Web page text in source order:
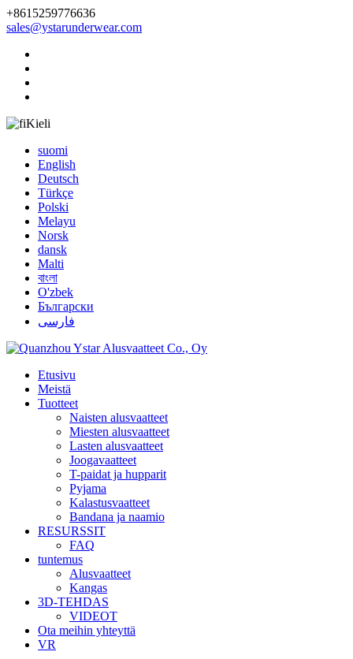
+8615259776636
sales@ystarunderwear.com
Kieli
suomi
English
Deutsch
Türkçe
Polski
Melayu
Norsk
dansk
Malti
বাংলা
O'zbek
Български
فارسی
Etusivu
Meistä
Tuotteet
Naisten alusvaatteet
Miesten alusvaatteet
Lasten alusvaatteet
Joogavaatteet
T-paidat ja hupparit
Pyjama
Kalastusvaatteet
Bandana ja naamio
RESURSSIT
FAQ
tuntemus
Alusvaatteet
Kangas
3D-TEHDAS
VIDEOT
Ota meihin yhteyttä
VR